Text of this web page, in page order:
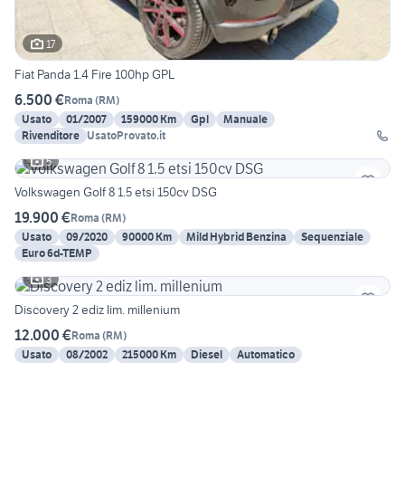
17
Fiat Panda 1.4 Fire 100hp GPL
6.500 €Roma (RM)
Usato
01/2007 159000 Km Gpl
Manuale
Rivenditore UsatoProvato.it
5
Volkswagen Golf 8 1.5 etsi 150cv DSG
19.900 €Roma (RM)
Usato
09/2020 90000 Km Mild Hybrid Benzina
Sequenziale
Euro 6d-TEMP
3
Discovery 2 ediz lim. millenium
12.000 €Roma (RM)
Usato
08/2002 215000 Km Diesel Automatico